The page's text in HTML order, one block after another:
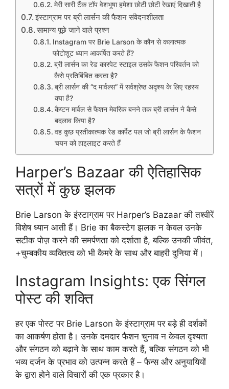
मेरी सारी टैंक टॉप वेशभूषा हमेशा छोटी छोटी रेखाएं दिखाती है
इंस्टाग्राम पर ब्री लार्सन की फैशन संवेदनशीलता
सामान्य पूछे जाने वाले प्रश्न
Instagram पर Brie Larson के कौन से कलात्मक
फोटोशूट ध्यान आकर्षित करते हैं?
ब्री लार्सन का रेड कारपेट स्टाइल उसके फैशन परिवर्तन को
कैसे प्रतिबिंबित करता है?
ब्री लार्सन की “द मार्वल्स” में सर्वश्रेष्ठ अदृश्य के लिए रहस्य
क्या है?
कैप्टन मार्वल से फैशन मेवरिक बनने तक ब्री लार्सन ने कैसे
बदलाव किया है?
वह कुछ प्रतीकात्मक रेड कार्पेट पल जो ब्री लार्सन के फैशन
चयन को हाइलाइट करते हैं
Harper’s Bazaar की ऐतिहासिक
सत्रों में कुछ झलक
Brie Larson के इंस्टाग्राम पर Harper’s Bazaar की तश्वीरें
विशेष ध्यान आती हैं। Brie का बैकस्टेग झलक न केवल उनके
सटीक पोज़ करने की समर्पणता को दर्शाता है, बल्कि उनकी जीवंत,
+चुम्बकीय व्यक्तित्व को भी कैमरे के साथ और बाहरी दुनिया में।
Instagram Insights: एक सिंगल
पोस्ट की शक्ति
हर एक पोस्ट पर Brie Larson के इंस्टाग्राम पर बड़े ही दर्शकों
का आकर्षण होता है। उनके दमदार फैशन चुनाव न केवल दृश्यता
और संगठन को बढ़ाने के साथ काम करते हैं, बल्कि संगठन को भी
भव्य दर्जन के प्रभाव को उत्पन्न करते हैं – फैन्स और अनुयायियों
के द्वारा होने वाले विचारों की एक प्रकार है।